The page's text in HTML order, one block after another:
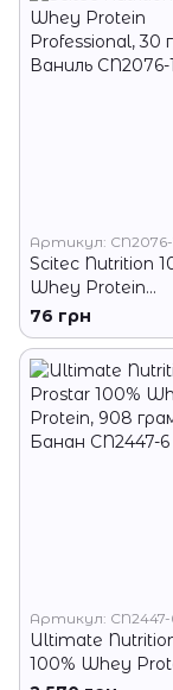
Артикул: CN2076-
Scitec Nutrition
Whey Protein
Professional, 30
Ваниль
76 грн
Артикул: CN2447-
Ultimate
100% Whey